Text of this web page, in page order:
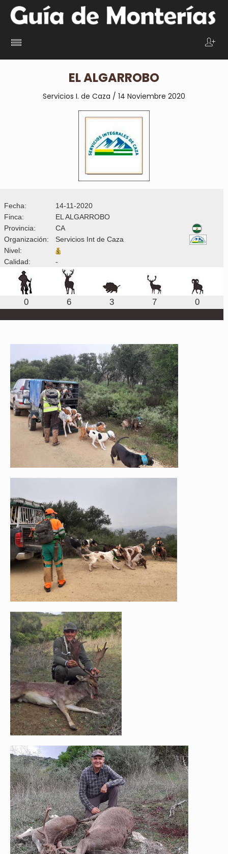
EL ALGARROBO
Servicios I. de Caza / 14 Noviembre 2020
Fecha:
14-11-2020
Finca:
EL ALGARROBO
Provincia:
CA
Organización:
Servicios Int de Caza
Nivel:
Calidad:
-
0 6 3 7 0